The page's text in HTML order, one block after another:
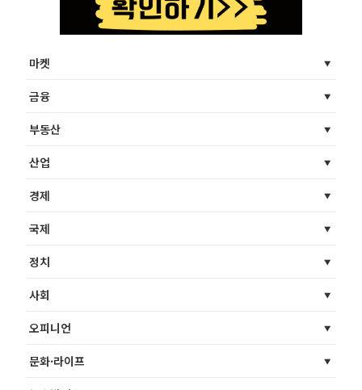
마켓
금융
부동산
산업
경제
국제
정치
사회
오피니언
문화·라이프